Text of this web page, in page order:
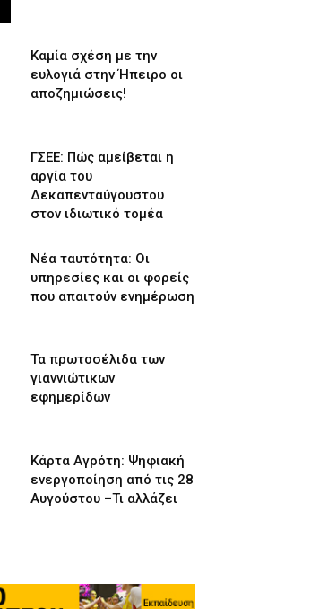
Καμία σχέση με την
ευλογιά στην Ήπειρο οι
αποζημιώσεις!
ΓΣΕΕ: Πώς αμείβεται η
αργία του
Δεκαπενταύγουστου
στον ιδιωτικό τομέα
Νέα ταυτότητα: Οι
υπηρεσίες και οι φορείς
που απαιτούν ενημέρωση
Τα πρωτοσέλιδα των
γιαννιώτικων
εφημερίδων
Κάρτα Αγρότη: Ψηφιακή
ενεργοποίηση από τις 28
Αυγούστου –Τι αλλάζει